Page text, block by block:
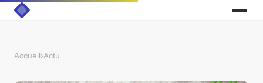
Accueil›Actu